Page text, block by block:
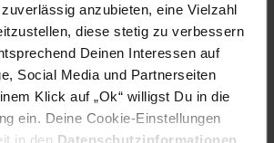
anzubieten, eine Vielzahl
diese stetig zu verbessern
Deinen Interessen auf
Social Media und Partnerseiten
Klick auf „Ok“ willigst Du in die
ein. Deine Cookie-Einstellungen
in den Datenschutzinformationen
2,4GHz